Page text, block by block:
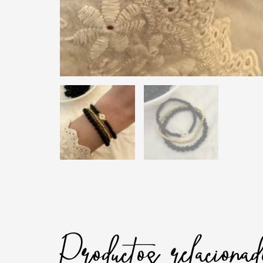
Productos